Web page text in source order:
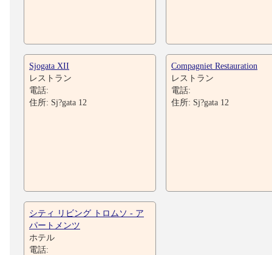
Sjogata XII
レストラン
電話:
住所: Sj?gata 12
Compagniet Restauration
レストラン
電話:
住所: Sj?gata 12
シティ リビング トロムソ - ア
パートメンツ
ホテル
電話: